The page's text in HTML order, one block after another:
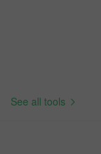
See all tools